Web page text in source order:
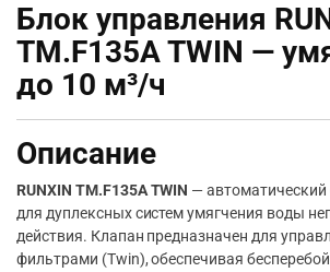
Блок управления
TM.F135A TWIN —
до 10 м³/ч
Описание
RUNXIN TM.F135A TWIN — автоматический
для дуплексных систем умягчения воды
действия. Клапан предназначен для
фильтрами (Twin), обеспечивая